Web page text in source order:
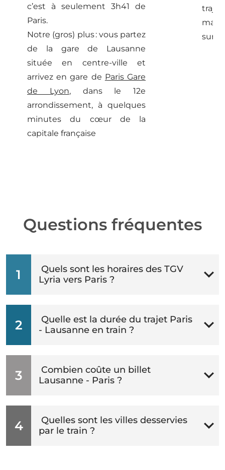
c’est à seulement 3h41 de
Paris.
Notre (gros) plus : vous partez
de la gare de Lausanne
située en centre-ville et
arrivez en gare de Paris Gare
de Lyon, dans le 12e
arrondissement, à quelques
minutes du cœur de la
capitale française
Questions fréquentes
1
Quels sont les horaires des TGV
Lyria vers Paris ?
2
Quelle est la durée du trajet Paris
- Lausanne en train ?
3
Combien coûte un billet
Lausanne - Paris ?
4
Quelles sont les villes desservies
par le train ?